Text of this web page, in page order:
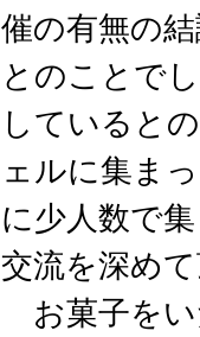
催の有無の
とのことで
していると
ェルに集ま
に少人数で
交流を深め
お菓子をい